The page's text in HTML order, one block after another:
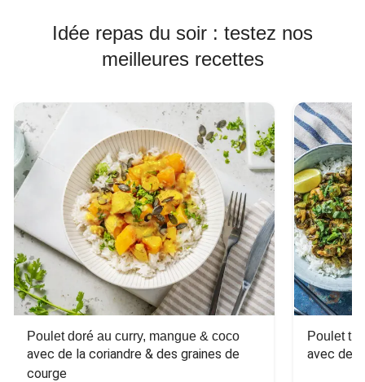
Idée repas du soir : testez nos
meilleures recettes
Poulet doré au curry, mangue & coco
avec de la coriandre & des graines de
courge
Poulet
avec des